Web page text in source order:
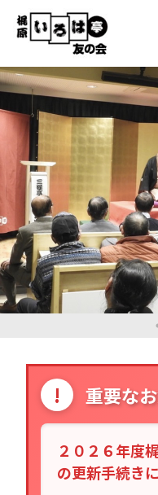
! 重要な
２０２６年度
の更新手続き